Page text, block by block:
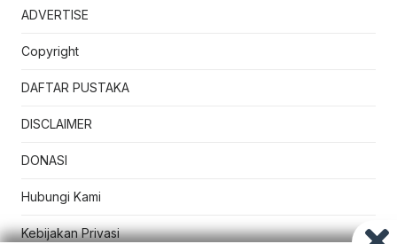
ADVERTISE
Copyright
DAFTAR PUSTAKA
DISCLAIMER
DONASI
Hubungi Kami
Kebijakan Privasi